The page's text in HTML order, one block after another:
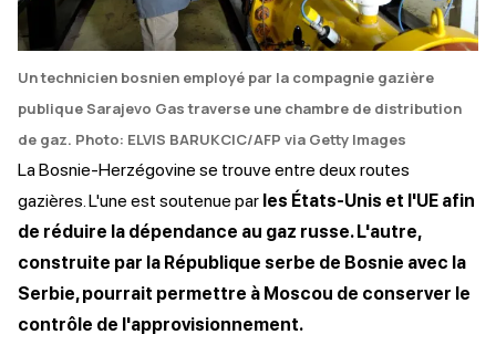
Un technicien bosnien employé par la compagnie gazière
publique Sarajevo Gas traverse une chambre de distribution
de gaz. Photo: ELVIS BARUKCIC/AFP via Getty Images
La Bosnie-Herzégovine se trouve entre deux routes
gazières. L'une est soutenue par les États-Unis et l'UE afin
de réduire la dépendance au gaz russe. L'autre,
construite par la République serbe de Bosnie avec la
Serbie, pourrait permettre à Moscou de conserver le
contrôle de l'approvisionnement.